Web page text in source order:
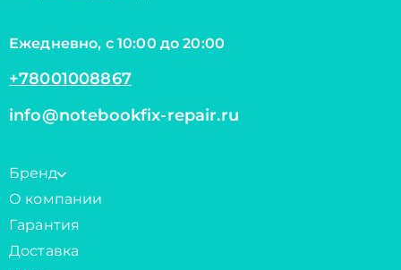
Ежедневно, с 10:00 до 20:00
+78001008867
info@notebookfix-repair.ru
Бренд
О компании
Гарантия
Доставка